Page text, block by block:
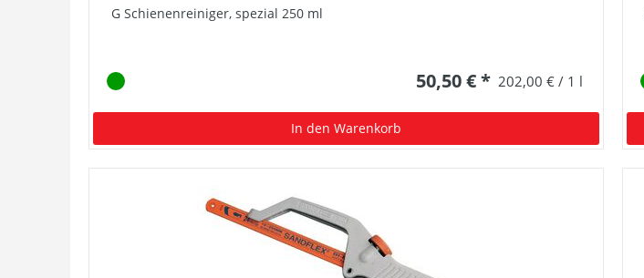
G Schienenreiniger, spezial 250 ml
50,50 € * 202,00 € / 1 l
In den Warenkorb